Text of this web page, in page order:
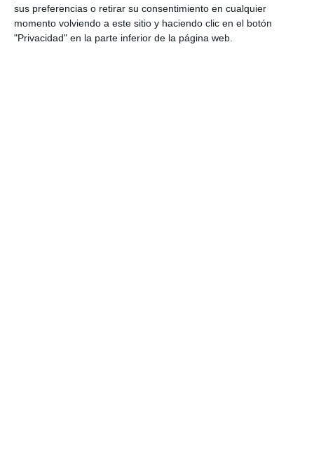
sus preferencias o retirar su consentimiento en cualquier
momento volviendo a este sitio y haciendo clic en el botón
"Privacidad" en la parte inferior de la página web.